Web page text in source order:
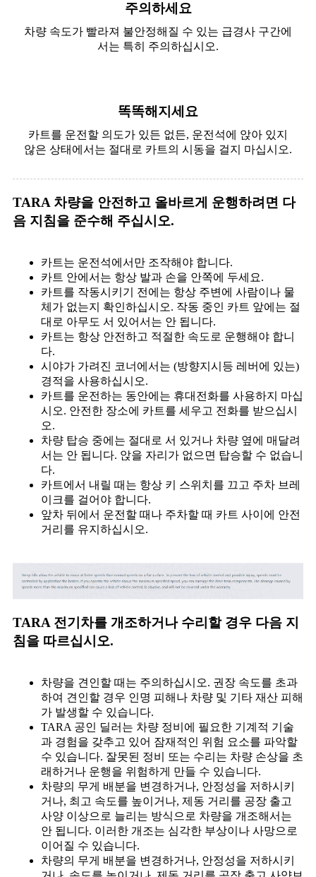
주의하세요
차량 속도가 빨라져 불안정해질 수 있는 급경사 구간에
서는 특히 주의하십시오.
똑똑해지세요
카트를 운전할 의도가 있든 없든, 운전석에 앉아 있지
않은 상태에서는 절대로 카트의 시동을 걸지 마십시오.
TARA 차량을 안전하고 올바르게 운행하려면 다
음 지침을 준수해 주십시오.
카트는 운전석에서만 조작해야 합니다.
카트 안에서는 항상 발과 손을 안쪽에 두세요.
카트를 작동시키기 전에는 항상 주변에 사람이나 물
체가 없는지 확인하십시오. 작동 중인 카트 앞에는 절
대로 아무도 서 있어서는 안 됩니다.
카트는 항상 안전하고 적절한 속도로 운행해야 합니
다.
시야가 가려진 코너에서는 (방향지시등 레버에 있는)
경적을 사용하십시오.
카트를 운전하는 동안에는 휴대전화를 사용하지 마십
시오. 안전한 장소에 카트를 세우고 전화를 받으십시
오.
차량 탑승 중에는 절대로 서 있거나 차량 옆에 매달려
서는 안 됩니다. 앉을 자리가 없으면 탑승할 수 없습니
다.
카트에서 내릴 때는 항상 키 스위치를 끄고 주차 브레
이크를 걸어야 합니다.
앞차 뒤에서 운전할 때나 주차할 때 카트 사이에 안전
거리를 유지하십시오.
TARA 전기차를 개조하거나 수리할 경우 다음 지
침을 따르십시오.
차량을 견인할 때는 주의하십시오. 권장 속도를 초과
하여 견인할 경우 인명 피해나 차량 및 기타 재산 피해
가 발생할 수 있습니다.
TARA 공인 딜러는 차량 정비에 필요한 기계적 기술
과 경험을 갖추고 있어 잠재적인 위험 요소를 파악할
수 있습니다. 잘못된 정비 또는 수리는 차량 손상을 초
래하거나 운행을 위험하게 만들 수 있습니다.
차량의 무게 배분을 변경하거나, 안정성을 저하시키
거나, 최고 속도를 높이거나, 제동 거리를 공장 출고
사양 이상으로 늘리는 방식으로 차량을 개조해서는
안 됩니다. 이러한 개조는 심각한 부상이나 사망으로
이어질 수 있습니다.
차량의 무게 배분을 변경하거나, 안정성을 저하시키